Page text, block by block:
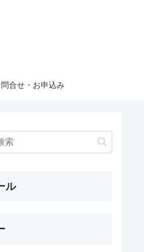
合せ・お申込み
ル